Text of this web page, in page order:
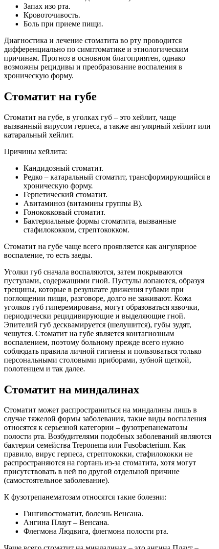
Запах изо рта.
Кровоточивость.
Боль при приеме пищи.
Диагностика и лечение стоматита во рту проводится
дифференциально по симптоматике и этиологическим
причинам. Прогноз в основном благоприятен, однако
возможны рецидивы и преобразование воспаления в
хроническую форму.
Стоматит на губе
Стоматит на губе, в уголках губ – это хейлит, чаще
вызванный вирусом герпеса, а также ангулярный хейлит или
катаральный хейлит.
Причины хейлита:
Кандидозный стоматит.
Редко – катаральный стоматит, трансформирующийся в
хроническую форму.
Герпетический стоматит.
Авитаминоз (витамины группы В).
Гонококковый стоматит.
Бактериальные формы стоматита, вызванные
стафилококком, стрептококком.
Стоматит на губе чаще всего проявляется как ангулярное
воспаление, то есть заеды.
Уголки губ сначала воспаляются, затем покрываются
пустулами, содержащими гной. Пустулы лопаются, образуя
трещины, которые в результате движения губами при
поглощении пищи, разговоре, долго не заживают. Кожа
уголков губ гиперемирована, могут образоваться язвочки,
периодически рецидивирующие и выделяющие гной.
Эпителий губ десквамируется (шелушится), губы зудят,
чешутся. Стоматит на губе является контагиозным
воспалением, поэтому больному прежде всего нужно
соблюдать правила личной гигиены и пользоваться только
персональными столовыми приборами, зубной щеткой,
полотенцем и так далее.
Стоматит на миндалинах
Стоматит может распространиться на миндалины лишь в
случае тяжелой формы заболевания, такие виды воспаления
относятся к серьезной категории – фузотрепанематозы
полости рта. Возбудителями подобных заболеваний являются
бактерии семейства Treponema или Fusobacterium. Как
правило, вирус герпеса, стрептококки, стафилококки не
распространяются на гортань из-за стоматита, хотя могут
присутствовать в ней по другой отдельной причине
(самостоятельное заболевание).
К фузотрепанематозам относятся такие болезни:
Гингивостоматит, болезнь Венсана.
Ангина Плаут – Венсана.
Флегмона Людвига, флегмона полости рта.